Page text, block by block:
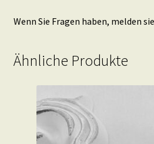
Wenn Sie Fragen haben, melden
Ähnliche Produkte